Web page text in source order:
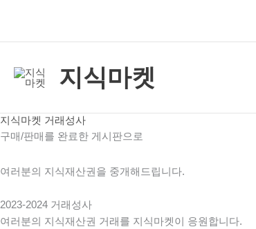
지식마켓
지식마켓 거래성사
구매/판매를 완료한 게시판으로
여러분의 지식재산권을 중개해드립니다.
2023-2024 거래성사
여러분의 지식재산권 거래를 지식마켓이 응원합니다.